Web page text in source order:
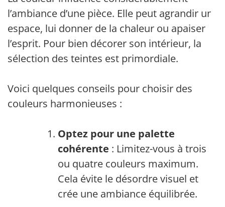
l’ambiance d’une pièce. Elle peut agrandir un
espace, lui donner de la chaleur ou apaiser
l’esprit. Pour bien décorer son intérieur, la
sélection des teintes est primordiale.
Voici quelques conseils pour choisir des
couleurs harmonieuses :
Optez pour une palette
cohérente : Limitez-vous à trois
ou quatre couleurs maximum.
Cela évite le désordre visuel et
crée une ambiance équilibrée.